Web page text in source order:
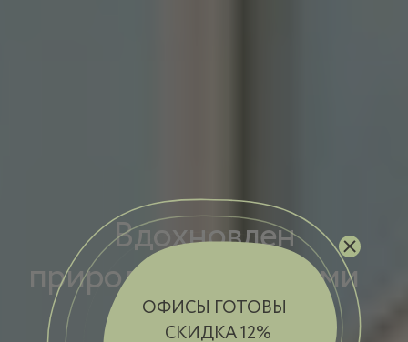
Вдохновлен
природн ами
ОФИСЫ ГОТОВЫ
СКИДКА 12%